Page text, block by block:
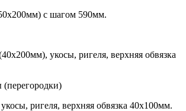
с шагом 590мм.
укосы, ригеля, верхняя обвязка
ригеля, верхняя обвязка 40х100мм.